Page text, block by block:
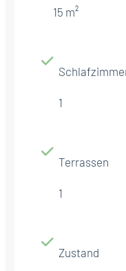
15 m²
1
Terrassen
1
Zustand